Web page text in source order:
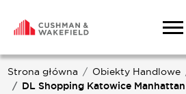
Strona główna Obiekty Handlowe
DL Shopping Katowice Manhattan